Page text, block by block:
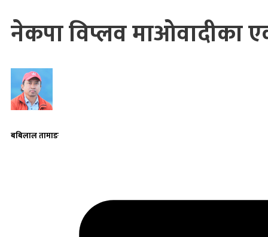
नेकपा विप्लव माओवादीका
बबिलाल तामाङ